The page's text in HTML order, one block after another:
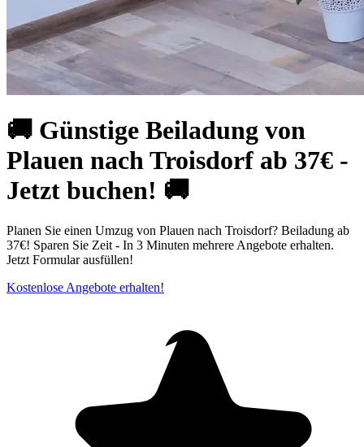
🚚 Günstige Beiladung von
Plauen nach Troisdorf ab 37€ -
Jetzt buchen! 🚚
Planen Sie einen Umzug von Plauen nach Troisdorf? Beiladung ab
37€! Sparen Sie Zeit - In 3 Minuten mehrere Angebote erhalten.
Jetzt Formular ausfüllen!
Kostenlose Angebote erhalten!